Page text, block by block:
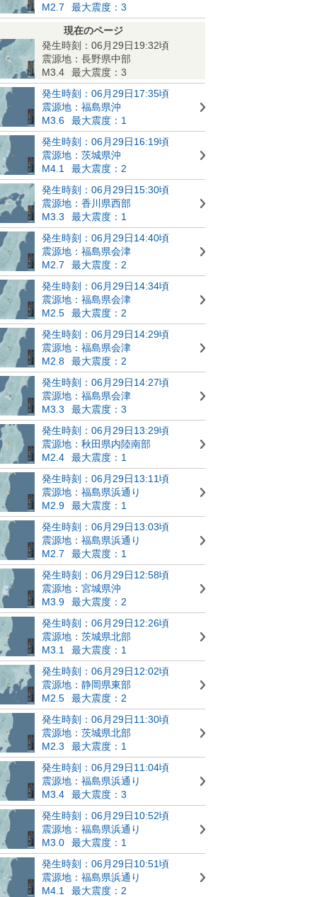
M2.7
最大震度：3
現在のページ
発生時刻：06月29日19:32頃
震源地：長野県中部
M3.4
最大震度：3
発生時刻：06月29日17:35頃
震源地：福島県沖
M3.6
最大震度：1
発生時刻：06月29日16:19頃
震源地：茨城県沖
M4.1
最大震度：2
発生時刻：06月29日15:30頃
震源地：香川県西部
M3.3
最大震度：1
発生時刻：06月29日14:40頃
震源地：福島県会津
M2.7
最大震度：2
発生時刻：06月29日14:34頃
震源地：福島県会津
M2.5
最大震度：2
発生時刻：06月29日14:29頃
震源地：福島県会津
M2.8
最大震度：2
発生時刻：06月29日14:27頃
震源地：福島県会津
M3.3
最大震度：3
発生時刻：06月29日13:29頃
震源地：秋田県内陸南部
M2.4
最大震度：1
発生時刻：06月29日13:11頃
震源地：福島県浜通り
M2.9
最大震度：1
発生時刻：06月29日13:03頃
震源地：福島県浜通り
M2.7
最大震度：1
発生時刻：06月29日12:58頃
震源地：宮城県沖
M3.9
最大震度：2
発生時刻：06月29日12:26頃
震源地：茨城県北部
M3.1
最大震度：1
発生時刻：06月29日12:02頃
震源地：静岡県東部
M2.5
最大震度：2
発生時刻：06月29日11:30頃
震源地：茨城県北部
M2.3
最大震度：1
発生時刻：06月29日11:04頃
震源地：福島県浜通り
M3.4
最大震度：3
発生時刻：06月29日10:52頃
震源地：福島県浜通り
M3.0
最大震度：1
発生時刻：06月29日10:51頃
震源地：福島県浜通り
M4.1
最大震度：2